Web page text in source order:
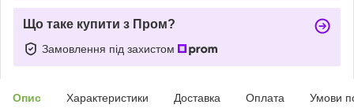
Що таке купити з Пром?
Замовлення під захистом
Опис Характеристики Доставка Оплата Умови